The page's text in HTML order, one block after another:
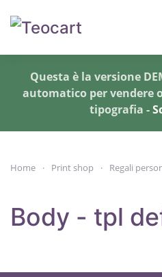
Skip to main content
Questa è la versione
automatico per vendere
tipografia -
Home Print shop Regali
Body - tpl